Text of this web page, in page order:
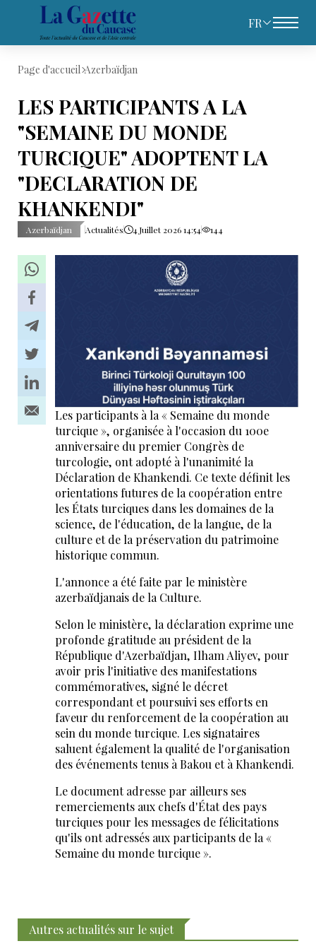
FR
Page d'accueil Azerbaïdjan
LES PARTICIPANTS A LA
"SEMAINE DU MONDE
TURCIQUE" ADOPTENT LA
"DECLARATION DE
KHANKENDI"
Azerbaïdjan Actualités 4 Juillet 2026 14:54 144
Les participants à la « Semaine du monde
turcique », organisée à l'occasion du 100e
anniversaire du premier Congrès de
turcologie, ont adopté à l'unanimité la
Déclaration de Khankendi. Ce texte définit les
orientations futures de la coopération entre
les États turciques dans les domaines de la
science, de l'éducation, de la langue, de la
culture et de la préservation du patrimoine
historique commun.
L'annonce a été faite par le ministère
azerbaïdjanais de la Culture.
Selon le ministère, la déclaration exprime une
profonde gratitude au président de la
République d'Azerbaïdjan, Ilham Aliyev, pour
avoir pris l'initiative des manifestations
commémoratives, signé le décret
correspondant et poursuivi ses efforts en
faveur du renforcement de la coopération au
sein du monde turcique. Les signataires
saluent également la qualité de l'organisation
des événements tenus à Bakou et à Khankendi.
Le document adresse par ailleurs ses
remerciements aux chefs d'État des pays
turciques pour les messages de félicitations
qu'ils ont adressés aux participants de la «
Semaine du monde turcique ».
Autres actualités sur le sujet